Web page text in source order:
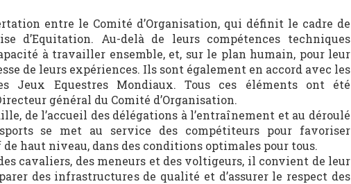
entre le Comité d’Organisation, qui définit le cadre de
d’Equitation. Au-delà de leurs compétences techniques
à travailler ensemble, et, sur le plan humain, pour leur
de leurs expériences. Ils sont également en accord avec les
Jeux Equestres Mondiaux. Tous ces éléments ont été
général du Comité d’Organisation.
de l’accueil des délégations à l’entraînement et au déroulé
se met au service des compétiteurs pour favoriser
haut niveau, dans des conditions optimales pour tous.
cavaliers, des meneurs et des voltigeurs, il convient de leur
des infrastructures de qualité et d’assurer le respect des